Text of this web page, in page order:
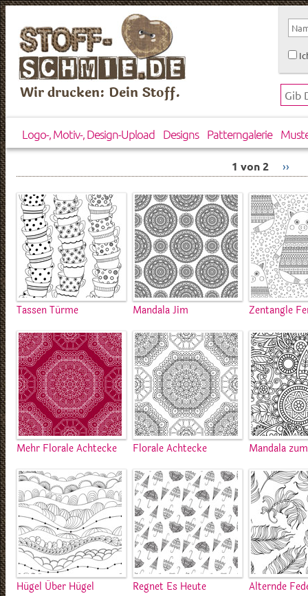
Wir drucken: Dein Stoff.
Logo-, Motiv-, Design-Upload Designs Patterngalerie
1 von 2 ››
Tassen Türme Mandala Jim Zentangle
Mehr Florale Achtecke Florale Achtecke Mandala
Hügel Über Hügel Regnet Es Heute Alternde